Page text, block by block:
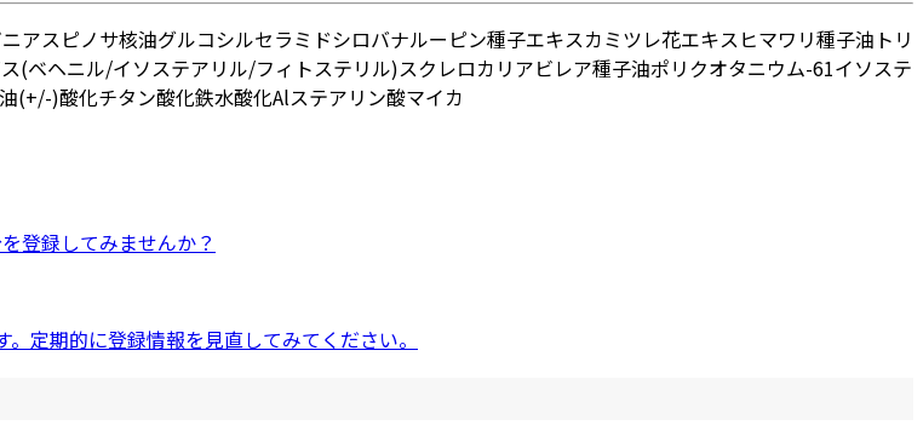
アスピノサ核油グルコシルセラミドシロバナルーピン種子エキスカミツレ花エキスヒマワリ種子油 トリ
(ベヘニル/イソステアリル/フィトステリル)スクレロカリアビレア種子油ポリクオタニウム-61イソステ
(+/-)酸化チタン酸化鉄水酸化Alステアリン酸マイカ
を登録してみませんか？
定期的に登録情報を見直してみてください。